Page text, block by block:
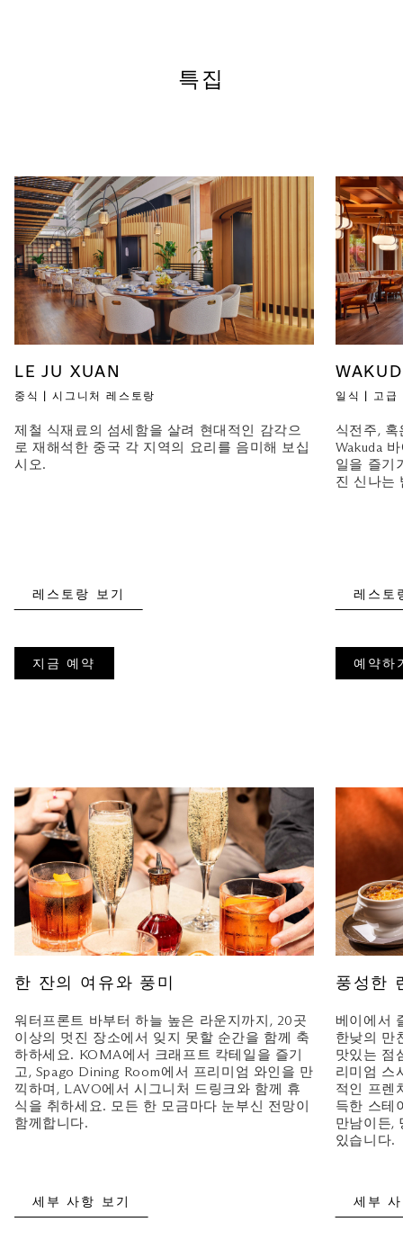
특집
LE JU XUAN
중식 | 시그니처 레스토랑
제철 식재료의 섬세함을 살려 현대적인 감각으
로 재해석한 중국 각 지역의 요리를 음미해 보십
시오.
레스토랑 보기
지금 예약
일식 | 고급
식전주,
Wakuda
일을 즐기
진 신나는
레스토
예약하
한 잔의 여유와 풍미
워터프론트 바부터 하늘 높은 라운지까지, 20곳
이상의 멋진 장소에서 잊지 못할 순간을 함께 축
하하세요. KOMA에서 크래프트 칵테일을 즐기
고, Spago Dining Room에서 프리미엄 와인을 만
끽하며, LAVO에서 시그니처 드링크와 함께 휴
식을 취하세요. 모든 한 모금마다 눈부신 전망이
함께합니다.
세부 사항 보기
풍성한
베이에서
한낮의 만
맛있는 점
리미엄 스
적인 프렌
득한 스테
만남이든,
있습니다.
세부